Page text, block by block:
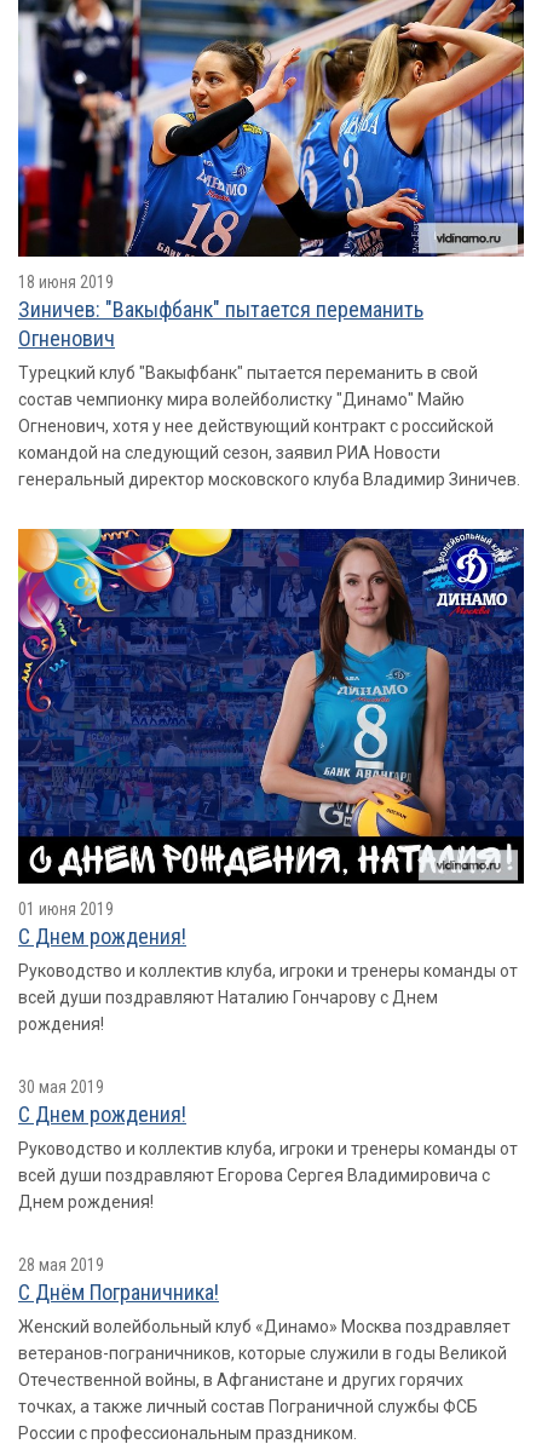
18 июня 2019
Зиничев: "Вакыфбанк" пытается переманить
Огненович
Турецкий клуб "Вакыфбанк" пытается переманить в свой
состав чемпионку мира волейболистку "Динамо" Майю
Огненович, хотя у нее действующий контракт с российской
командой на следующий сезон, заявил РИА Новости
генеральный директор московского клуба Владимир Зиничев.
01 июня 2019
С Днем рождения!
Руководство и коллектив клуба, игроки и тренеры команды от
всей души поздравляют Наталию Гончарову с Днем
рождения!
30 мая 2019
С Днем рождения!
Руководство и коллектив клуба, игроки и тренеры команды от
всей души поздравляют Егорова Сергея Владимировича с
Днем рождения!
28 мая 2019
С Днём Пограничника!
Женский волейбольный клуб «Динамо» Москва поздравляет
ветеранов-пограничников, которые служили в годы Великой
Отечественной войны, в Афганистане и других горячих
точках, а также личный состав Пограничной службы ФСБ
России с профессиональным праздником.